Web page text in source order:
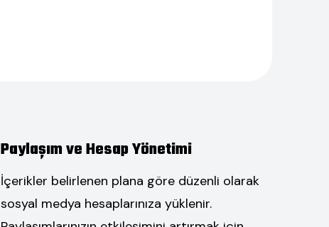
Paylaşım ve Hesap Yönetimi
İçerikler belirlenen plana göre düzenli olarak
sosyal medya hesaplarınıza yüklenir.